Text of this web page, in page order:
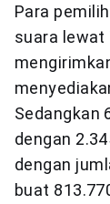
Para
suara lewat
Sedangkan
dengan
dengan
buat